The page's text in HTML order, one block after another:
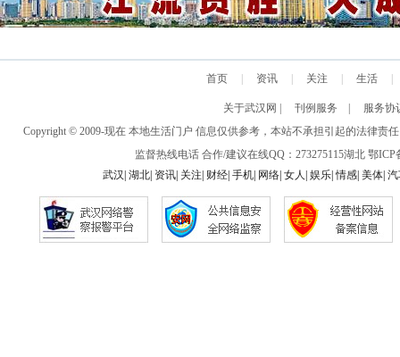
首页 资讯 关注 生活
关于武汉网 刊例服务
服务协
Copyright © 2009-现在 本地生活门户 信息仅供参考，本站不承担引起的法律
监督热线电话 合作/建议在线QQ：273275115湖北 鄂ICP
武汉 湖北| 资讯| 关注 财经| 手机| 网络| 女人 娱乐|情感| 美体| 汽